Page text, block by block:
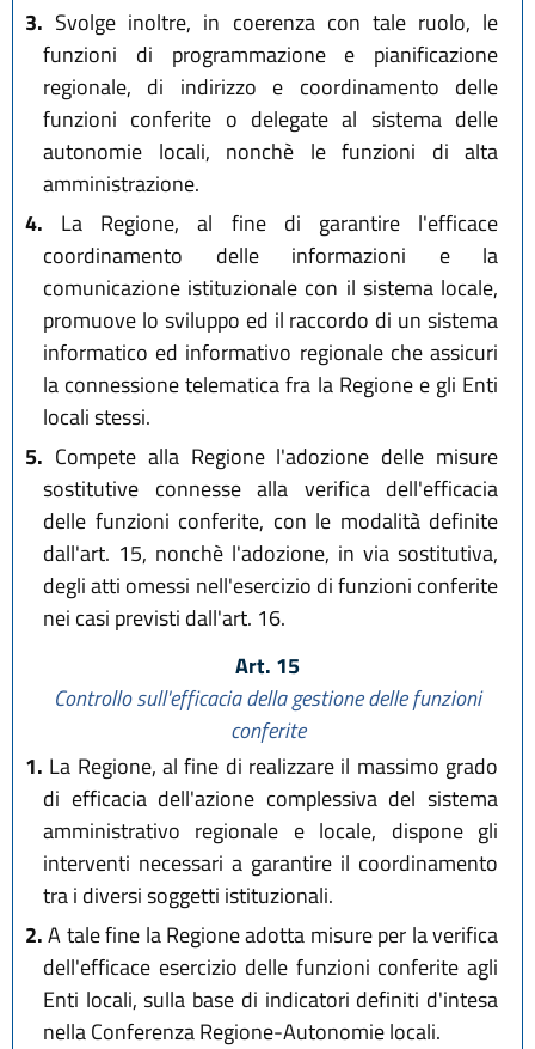
3. Svolge inoltre, in coerenza con tale ruolo, le
funzioni di programmazione e pianificazione
regionale, di indirizzo e coordinamento delle
funzioni conferite o delegate al sistema delle
autonomie locali, nonchè le funzioni di alta
amministrazione.
4. La Regione, al fine di garantire l'efficace
coordinamento delle informazioni e la
comunicazione istituzionale con il sistema locale,
promuove lo sviluppo ed il raccordo di un sistema
informatico ed informativo regionale che assicuri
la connessione telematica fra la Regione e gli Enti
locali stessi.
5. Compete alla Regione l'adozione delle misure
sostitutive connesse alla verifica dell'efficacia
delle funzioni conferite, con le modalità definite
dall'art. 15, nonchè l'adozione, in via sostitutiva,
degli atti omessi nell'esercizio di funzioni conferite
nei casi previsti dall'art. 16.
Art. 15
Controllo sull'efficacia della gestione delle funzioni
conferite
1. La Regione, al fine di realizzare il massimo grado
di efficacia dell'azione complessiva del sistema
amministrativo regionale e locale, dispone gli
interventi necessari a garantire il coordinamento
tra i diversi soggetti istituzionali.
2.A tale fine la Regione adotta misure per la verifica
dell'efficace esercizio delle funzioni conferite agli
Enti locali, sulla base di indicatori definiti d'intesa
nella Conferenza Regione-Autonomie locali.